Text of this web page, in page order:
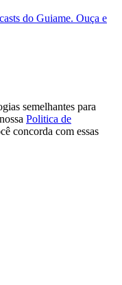
do Guiame. Ouça e
semelhantes para
Politica de
concorda com essas